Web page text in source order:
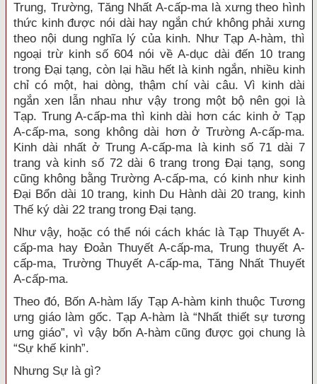
Trung, Trường, Tăng Nhất A-cấp-ma là xưng theo hình
thức kinh được nói dài hay ngắn chứ không phải xưng
theo nội dung nghĩa lý của kinh. Như Tạp A-hàm, thì
ngoại trừ kinh số 604 nói về A-dục dài đến 10 trang
trong Đại tạng, còn lại hầu hết là kinh ngắn, nhiều kinh
chỉ có một, hai dòng, thậm chí vài câu. Vì kinh dài
ngắn xen lẫn nhau như vậy trong một bộ nên gọi là
Tạp. Trung A-cấp-ma thì kinh dài hơn các kinh ở Tạp
A-cấp-ma, song không dài hơn ở Trường A-cấp-ma.
Kinh dài nhất ở Trung A-cấp-ma là kinh số 71 dài 7
trang và kinh số 72 dài 6 trang trong Đại tạng, song
cũng không bằng Trường A-cấp-ma, có kinh như kinh
Đại Bổn dài 10 trang, kinh Du Hành dài 20 trang, kinh
Thế ký dài 22 trang trong Đại tạng.
Như vậy, hoặc có thể nói cách khác là Tạp Thuyết A-
cấp-ma hay Đoản Thuyết A-cấp-ma, Trung thuyết A-
cấp-ma, Trường Thuyết A-cấp-ma, Tăng Nhất Thuyết
A-cấp-ma.
Theo đó, Bốn A-hàm lấy Tạp A-hàm kinh thuộc Tương
ưng giáo làm gốc. Tạp A-hàm là “Nhất thiết sự tương
ưng giáo”, vì vậy bốn A-hàm cũng được gọi chung là
“Sự khế kinh”.
Nhưng Sự là gì?